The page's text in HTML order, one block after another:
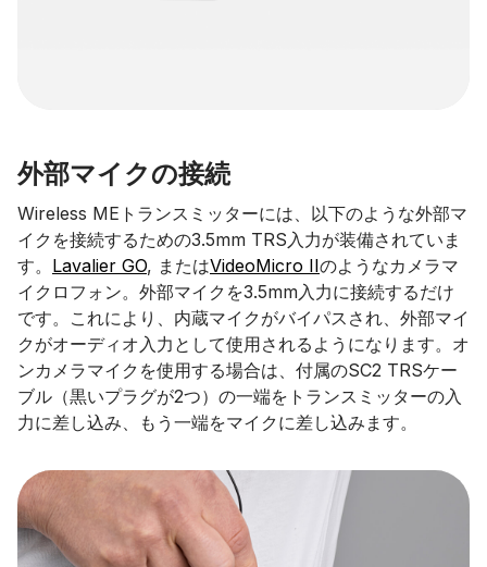
外部マイクの接続
Wireless MEトランスミッターには、以下のような外部マ
イクを接続するための3.5mm TRS入力が装備されていま
す。 Lavalier GO, またはVideoMicro IIのようなカメラマ
イクロフォン。外部マイクを3.5mm入力に接続するだけ
です。これにより、内蔵マイクがバイパスされ、外部マイ
クがオーディオ入力として使用されるようになります。オ
ンカメラマイクを使用する場合は、付属のSC2 TRSケー
ブル（黒いプラグが2つ）の一端をトランスミッターの入
力に差し込み、もう一端をマイクに差し込みます。